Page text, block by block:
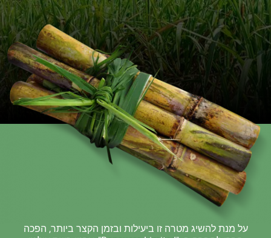
על מנת להשיג מטרה זו ביעילות ובזמן הקצר ביותר, הפכה